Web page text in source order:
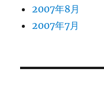
2007年8月
2007年7月